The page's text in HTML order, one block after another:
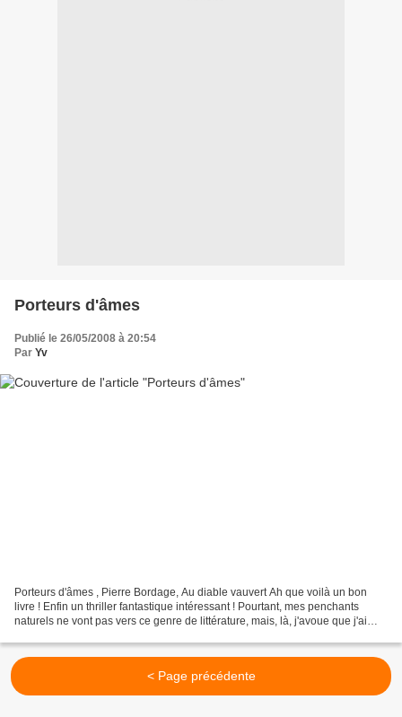
Porteurs d'âmes
Publié le 26/05/2008 à 20:54
Par Yv
Porteurs d'âmes , Pierre Bordage, Au diable vauvert Ah que voilà un bon
livre ! Enfin un thriller fantastique intéressant ! Pourtant, mes penchants
naturels ne vont pas vers ce genre de littérature, mais, là, j'avoue que j'ai
< Page précédente